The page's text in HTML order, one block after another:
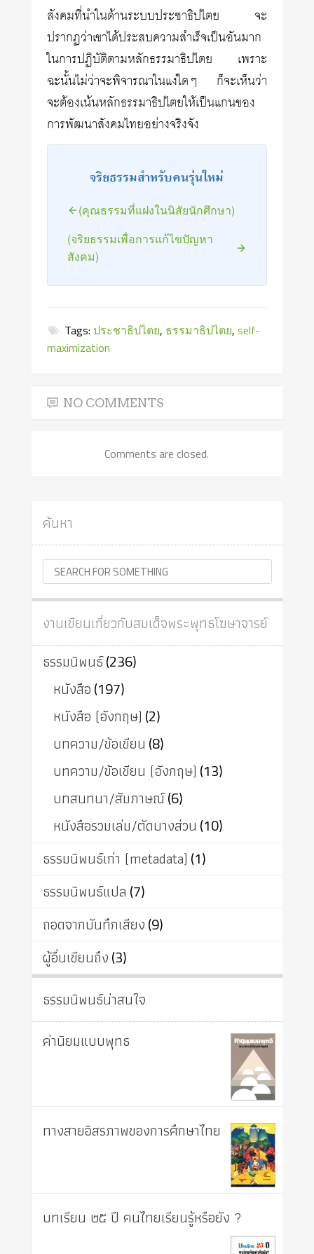
สังคมที่นำในด้านระบบประชาธิปไตย จะ
ปรากฏว่าเขาได้ประสบความสำเร็จเป็นอันมาก
ในการปฏิบัติตามหลักธรรมาธิปไตย เพราะ
ฉะนั้นไม่ว่าจะพิจารณาในแง่ใดๆ ก็จะเห็นว่า
จะต้องเน้นหลักธรรมาธิปไตยให้เป็นแกนของ
การพัฒนาสังคมไทยอย่างจริงจัง
จริยธรรมสำหรับคนรุ่นใหม่
(คุณธรรมที่แฝงในนิสัยนักศึกษา)
(จริยธรรมเพื่อการแก้ไขปัญหา
สังคม)
Tags:ประชาธิปไตย, ธรรมาธิปไตย,self-
maximization
NO COMMENTS
Comments are closed.
ค้นหา
งานเขียนเกี่ยวกับสมเด็จพระพุทธโฆษาจารย์
ธรรมนิพนธ์(236)
หนังสือ(197)
หนังสือ (อังกฤษ) (2)
บทความ/ข้อเขียน (8)
บทความ/ข้อเขียน (อังกฤษ) (13)
บทสนทนา/สัมภาษณ์(6)
หนังสือรวมเล่ม/ตัดบางส่วน (10)
ธรรมนิพนธ์เก่า (metadata) (1)
ธรรมนิพนธ์แปล (7)
ถอดจากบันทึกเสียง(9)
ผู้อื่นเขียนถึง(3)
ธรรมนิพนธ์น่าสนใจ
ค่านิยมแบบพุทธ
ทางสายอิสรภาพของการศึกษาไทย
บทเรียน ๒๕ ปี คนไทยเรียนรู้หรือยัง ?